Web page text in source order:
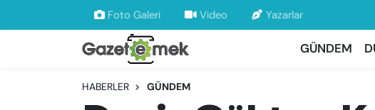
Foto Galeri Video Yazarlar
GÜNDEM
HABERLER GÜNDEM
DÜNYA
EKONOMİ
Nöbetçi Eczaneler
Hava Durumu